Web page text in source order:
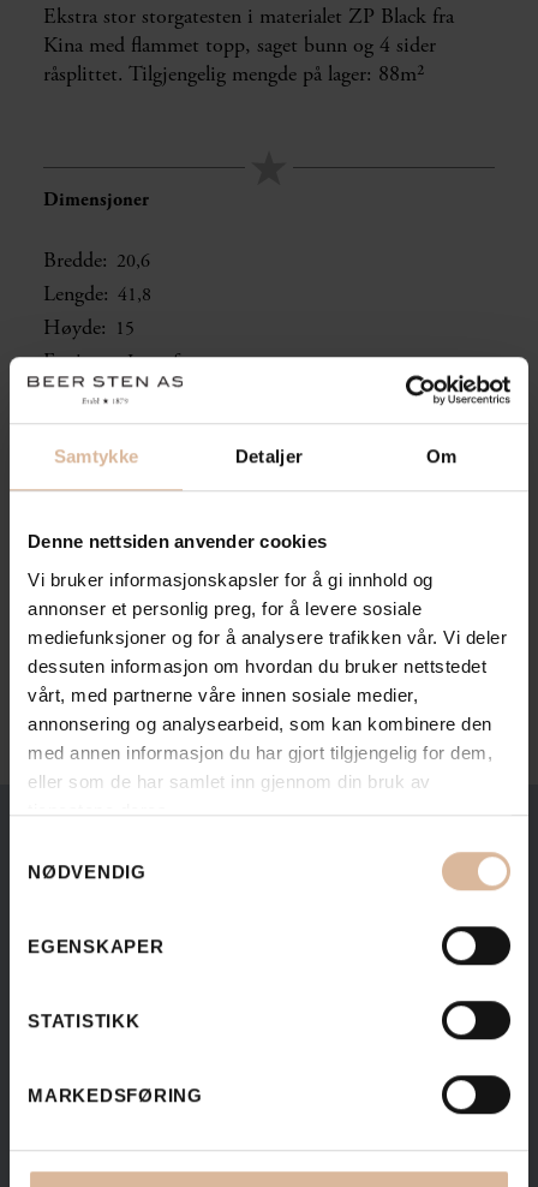
Samtykke Detaljer Om
Denne nettsiden anvender cookies
Vi bruker informasjonskapsler for å gi innhold og
annonser et personlig preg, for å levere sosiale
mediefunksjoner og for å analysere trafikken vår. Vi deler
dessuten informasjon om hvordan du bruker nettstedet
vårt, med partnerne våre innen sosiale medier,
annonsering og analysearbeid, som kan kombinere den
med annen informasjon du har gjort tilgjengelig for dem,
eller som de har samlet inn gjennom din bruk av
tjenestene deres.
NØDVENDIG
EGENSKAPER
STATISTIKK
MARKEDSFØRING
Ekstra stor storgatesten i materialet ZP Black fra
Kina med flammet topp, saget bunn og 4 sider
råsplittet. Tilgjengelig mengde på lager: 88m²
Dimensjoner
Bredde: 20,6
Lengde: 41,8
Høyde: 15
Fas i cm: Ingen fas
Flammet topp, saget bunn, 4 sider råsplittet
Farge: Svart
Send oss en mail